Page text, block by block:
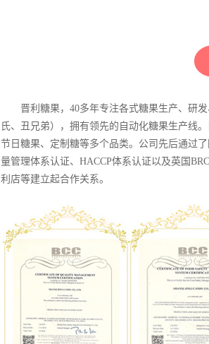
晋利糖果，40多年专注各式糖果生产、研
氏、丑兄弟），拥有领先的自动化糖果生产线
节日糖果、定制糖等多个品类。公司先后通过
量管理体系认证、HACCP体系认证以及英国
利店等建立起合作关系。